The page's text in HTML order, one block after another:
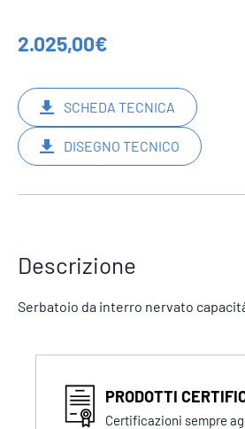
2.025,00€
SCHEDA TECNICA
DISEGNO TECNICO
Descrizione
Serbatoio da interro nervato
PRODOTTI
Certificazioni sempre